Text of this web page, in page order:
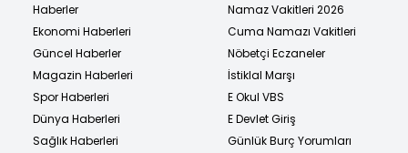
Haberler
Ekonomi Haberleri
Güncel Haberler
Magazin Haberleri
Spor Haberleri
Dünya Haberleri
Sağlık Haberleri
Namaz Vakitleri 2026
Cuma Namazı Vakitleri
Nöbetçi Eczaneler
İstiklal Marşı
E Okul VBS
E Devlet Giriş
Günlük Burç Yorumları